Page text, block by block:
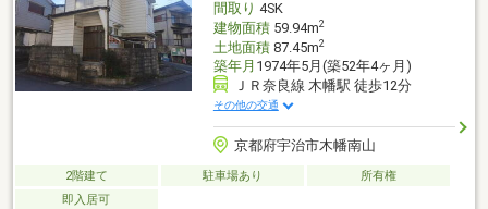
間取り 4SK
建物面積59.94m2
土地面積87.45m2
築年月 1974年5月(築52年4ヶ月)
ＪＲ奈良線 木幡駅 徒歩12分
その他の交通
京都府宇治市木幡南山
2階建て 駐車場あり
所有権
即入居可